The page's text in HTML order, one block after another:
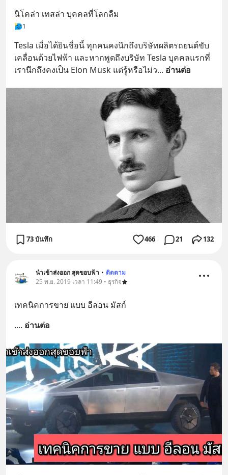
นิโคล่า เทสล่า บุคคลที่โลกลืม
1
Tesla เมื่อได้ยินชื่อนี้ ทุกคนคงนึกถึงบริษัทผลิตรถยนต์ขับ
เคลื่อนด้วยไฟฟ้า และหากพูดถึงบริษัท Tesla บุคคลแรกที่
เรานึกถึงคงเป็น Elon Musk แต่รู้หรือไม่ว... อ่านต่อ
73 บันทึก 466 21 132
นำเข้าส่งออก สุดขอบฟ้า • ติดตาม
25 พ.ย. 2019 เวลา 11:49 • ธุรกิจ
เทคนิคการขาย แบบ อีลอน มัสก์
.... อ่านต่อ